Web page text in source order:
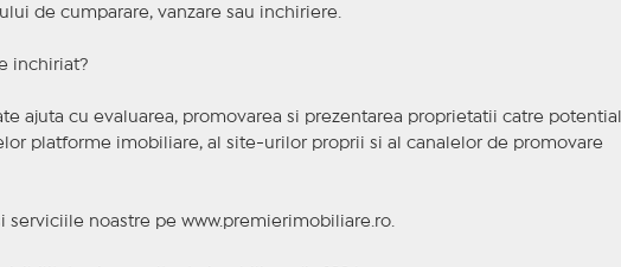
de cumparare, vanzare sau inchiriere.
inchiriat?
ajuta cu evaluarea, promovarea si prezentarea proprietatii catre potentiali
platforme imobiliare, al site-urilor proprii si al canalelor de promovare
serviciile noastre pe www.premierimobiliare.ro.